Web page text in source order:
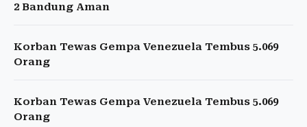
2 Bandung Aman
Korban Tewas Gempa Venezuela Tembus 5.069
Orang
Korban Tewas Gempa Venezuela Tembus 5.069
Orang